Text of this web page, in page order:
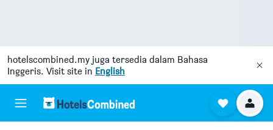
hotelscombined.my juga tersedia dalam Bahasa
Inggeris. Visit site in English